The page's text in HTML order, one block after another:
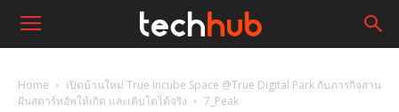
Home
เปิดบ้านใหม่ True Incube Space @True Digital Park กับภารกิจสาน
ฝันสตาร์ทอัพให้เกิด และเติบโตได้จริง
7_Peak